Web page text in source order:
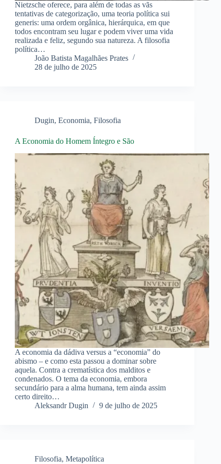
Nietzsche oferece, para além de todas as vãs
tentativas de categorização, uma teoria política sui
generis: uma ordem orgânica, hierárquica, em que
todos encontram seu lugar e podem viver uma vida
realizada e feliz, segundo sua natureza. A filosofia
política…
João Batista Magalhães Prates
28 de julho de 2025
Dugin, Economia, Filosofia
A Economia do Homem Íntegro e São
A economia da dádiva versus a “economia” do
abismo – e como esta passou a dominar sobre
aquela. Contra a crematística dos malditos e
condenados. O tema da economia, embora
secundário para a alma humana, tem ainda assim
certo direito…
Aleksandr Dugin
9 de julho de 2025
Filosofia, Metapolítica